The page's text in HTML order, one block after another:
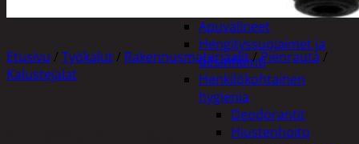
Apuvälineet
Hengityssuojaimet ja
desinfiointi
Henkilökohtainen
hygienia
Deodorantit
Hiustenhoito
Etusivu / Työkalut / Rakennusmateriaalit/Pienrauta /
Kalustejalat